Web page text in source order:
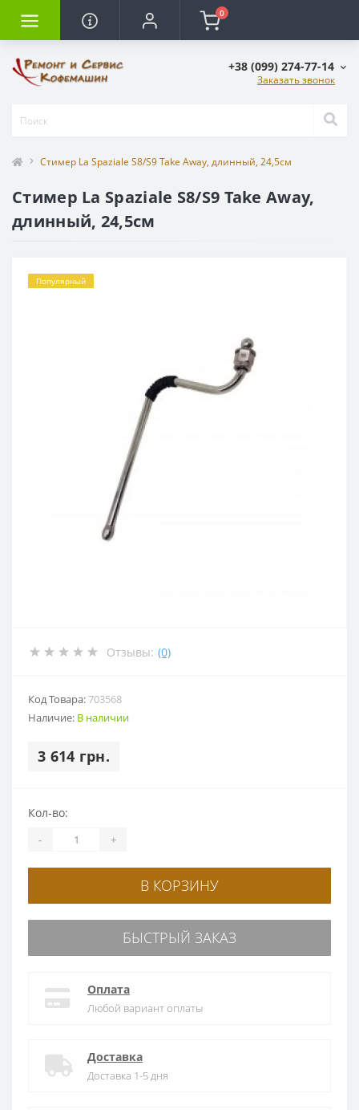
0
+38 (099) 274-77-14
Заказать звонок
Стимер La Spaziale S8/S9 Take Away, длинный, 24,5см
Стимер La Spaziale S8/S9 Take Away,
длинный, 24,5см
Популярный
Отзывы: (0)
Код Товара:703568
Наличие: В наличии
3 614 грн.
Кол-во:
- +
В КОРЗИНУ
БЫСТРЫЙ ЗАКАЗ
Оплата
Любой вариант оплаты
Доставка
Доставка 1-5 дня